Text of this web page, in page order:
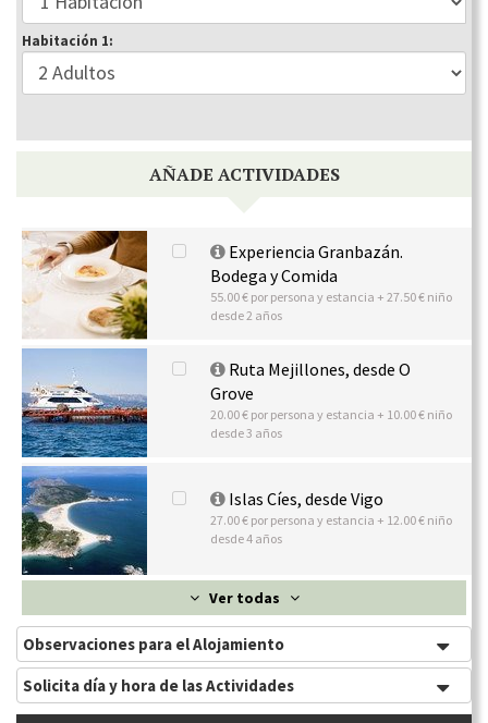
Habitación 1:
AÑADE ACTIVIDADES
Experiencia Granbazán.
Bodega y Comida
55.00 € por persona y estancia + 27.50 € niño
desde 2 años
Ruta Mejillones, desde O
Grove
20.00 € por persona y estancia + 10.00 € niño
desde 3 años
Islas Cíes, desde Vigo
27.00 € por persona y estancia + 12.00 € niño
desde 4 años
Ver todas
Observaciones para el Alojamiento
Solicita día y hora de las Actividades